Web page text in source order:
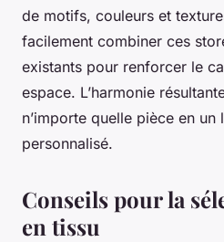
de motifs, couleurs et
facilement combiner ces
existants pour renforcer le
espace. L’harmonie
n’importe quelle pièce en un
personnalisé.
Conseils pour la
en tissu